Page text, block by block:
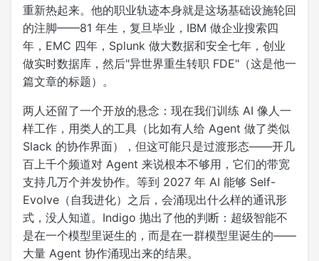
重新热起来。他的职业轨迹本身就是这场基础设施轮回
的注脚——81 年生，复旦毕业，IBM 做企业搜索四
年，EMC 四年，Splunk 做大数据和安全七年，创业
做实时数据库，然后"异世界重生转职 FDE"（这是他一
篇文章的标题）。
两人还留了一个开放的悬念：现在我们训练 AI 像人一
样工作，用类人的工具（比如有人给 Agent 做了类似
Slack 的协作界面），但这可能只是过渡形态——开几
百上千个频道对 Agent 来说根本不够用，它们的带宽
支持几万个并发协作。等到 2027 年 AI 能够 Self-
Evolve（自我进化）之后，会涌现出什么样的通讯形
式，没人知道。Indigo 抛出了他的判断：超级智能不
是在一个模型里诞生的，而是在一群模型里诞生的——
大量 Agent 协作涌现出来的结果。